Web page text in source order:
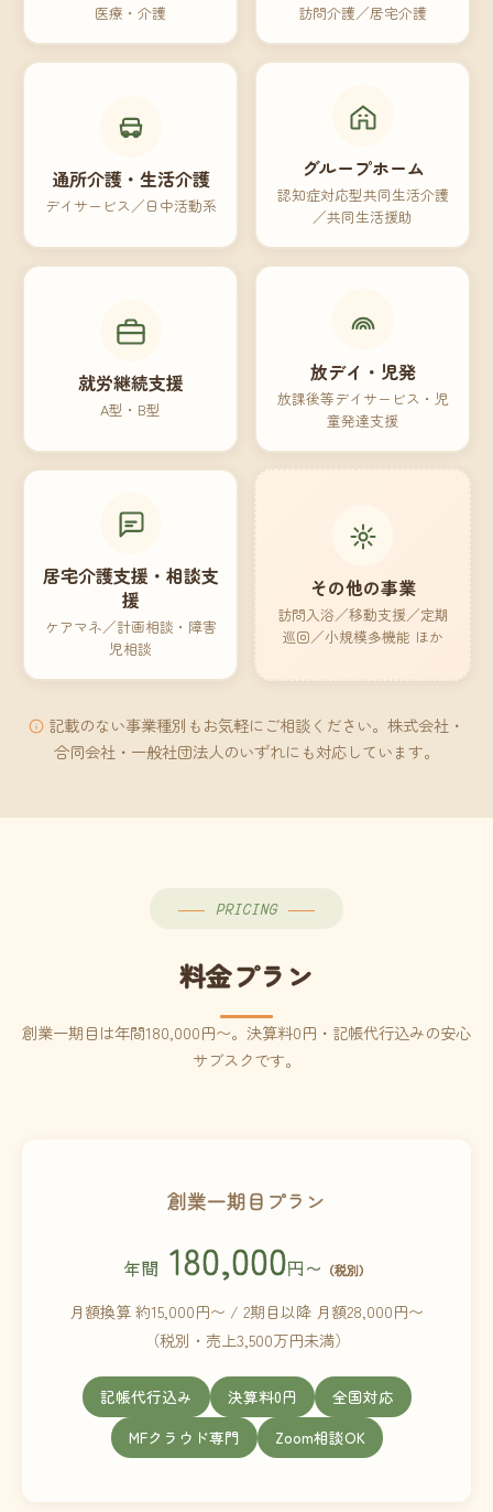
医療・介護 訪問介護／居宅介護
通所介護・生活介護
デイサービス／日中活動系
グループホーム
認知症対応型共同生活介護
／共同生活援助
就労継続支援
A型・B型
放デイ・児発
放課後等デイサービス・児
童発達支援
居宅介護支援・相談支
援
ケアマネ／計画相談・障害
児相談
その他の事業
訪問入浴／移動支援／定期
巡回／小規模多機能 ほか
記載のない事業種別もお気軽にご相談ください。株式会社・
合同会社・一般社団法人のいずれにも対応しています。
PRICING
料金プラン
創業一期目は年間180,000円〜。決算料0円・記帳代行込みの安心
サブスクです。
創業一期目プラン
年間 180,000円〜 （税別）
月額換算 約15,000円〜 / 2期目以降 月額28,000円〜
（税別・売上3,500万円未満）
記帳代行込み 決算料0円
全国対応
MFクラウド専門
Zoom相談OK